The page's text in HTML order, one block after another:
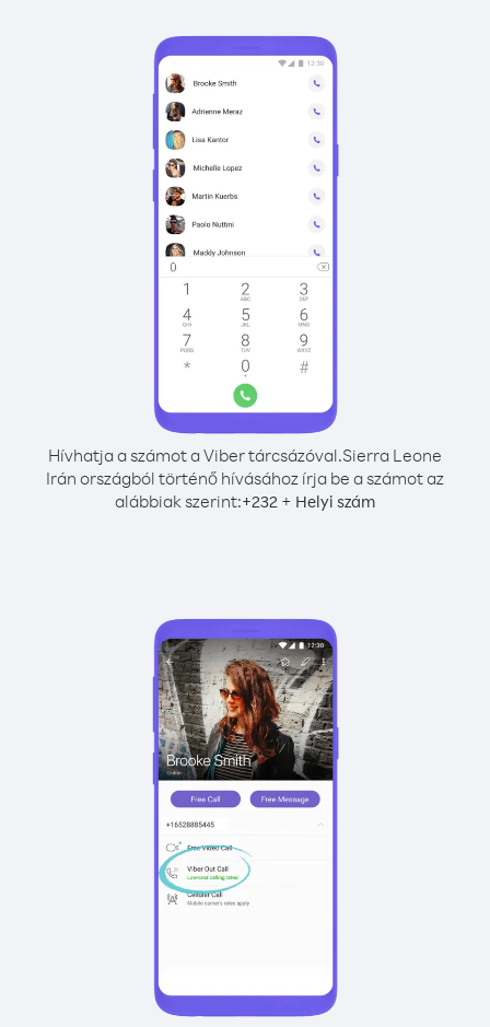
Hívhatja a számot a Viber tárcsázóval.Sierra Leone
Irán országból történő hívásához írja be a számot az
alábbiak szerint:+232 + Helyi szám